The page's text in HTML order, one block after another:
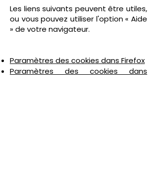
Les liens suivants peuvent être utiles,
ou vous pouvez utiliser l'option « Aide
» de votre navigateur.
Paramètres des cookies dans Firefox
Paramètres des cookies dans